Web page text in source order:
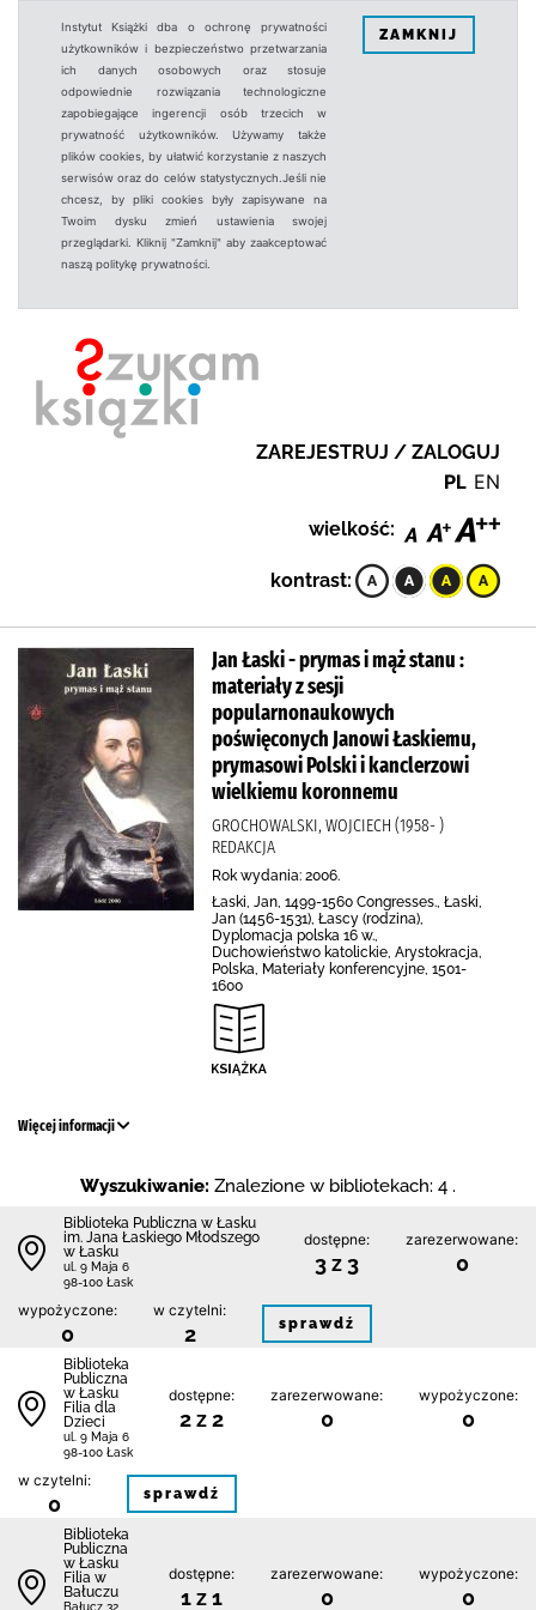
Instytut Książki dba o ochronę prywatności
użytkowników i bezpieczeństwo przetwarzania
ich danych osobowych oraz stosuje
odpowiednie rozwiązania technologiczne
zapobiegające ingerencji osób trzecich w
prywatność użytkowników. Używamy także
plików cookies, by ułatwić korzystanie z naszych
serwisów oraz do celów statystycznych.Jeśli nie
chcesz, by pliki cookies były zapisywane na
Twoim dysku zmień ustawienia swojej
przeglądarki. Kliknij "Zamknij" aby zaakceptować
naszą politykę prywatności.
ZAMKNIJ
ZAREJESTRUJ / ZALOGUJ
PL EN
wielkość:
kontrast:
Jan Łaski - prymas i mąż stanu :
materiały z sesji
popularnonaukowych
poświęconych Janowi Łaskiemu,
prymasowi Polski i kanclerzowi
wielkiemu koronnemu
GROCHOWALSKI, WOJCIECH (1958- )
REDAKCJA
Rok wydania: 2006.
Łaski, Jan, 1499-1560 Congresses., Łaski,
Jan (1456-1531), Łascy (rodzina),
Dyplomacja polska 16 w.,
Duchowieństwo katolickie, Arystokracja,
Polska, Materiały konferencyjne, 1501-
1600
Więcej informacji
Wyszukiwanie: Znalezione w bibliotekach: 4 .
Biblioteka Publiczna w Łasku
im. Jana Łaskiego Młodszego
w Łasku
ul. 9 Maja 6
98-100 Łask
dostępne:
3 z 3
zarezerwowane:
0
wypożyczone:
0
w czytelni:
2 sprawdź
Biblioteka
Publiczna
w Łasku
Filia dla
Dzieci
ul. 9 Maja 6
98-100 Łask
dostępne:
2 z 2
zarezerwowane:
0
wypożyczone:
0
w czytelni:
0 sprawdź
Biblioteka
Publiczna
w Łasku
Filia w
Bałuczu
Bałucz 32
dostępne:
1 z 1
zarezerwowane:
0
wypożyczone:
0